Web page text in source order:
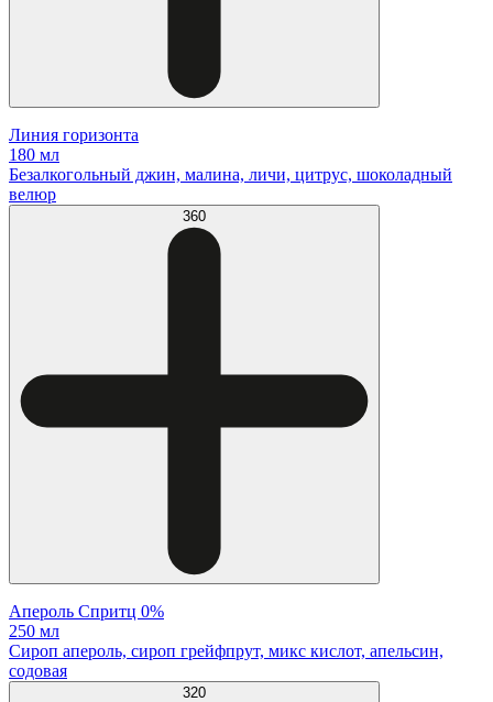
Линия горизонта
180 мл
Безалкогольный джин, малина, личи, цитрус, шоколадный
велюр
360
Апероль Спритц 0%
250 мл
Сироп апероль, сироп грейфпрут, микс кислот, апельсин,
содовая
320